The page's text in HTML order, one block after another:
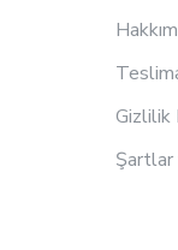
Gizlilik